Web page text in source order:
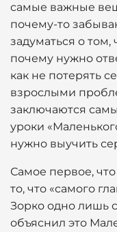
самые важные
почему-то
задуматься о том,
почему нужно
как не потерять
взрослыми
заключаются
уроки
нужно выучить
Самое первое,
то, что «самого
Зорко одно лишь
объяснил это